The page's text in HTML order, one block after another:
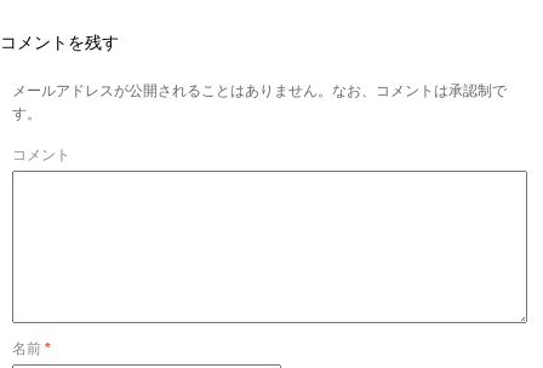
コメントを残す
メールアドレスが公開されることはありません。なお、コメントは承認制で
す。
コメント
名前 *